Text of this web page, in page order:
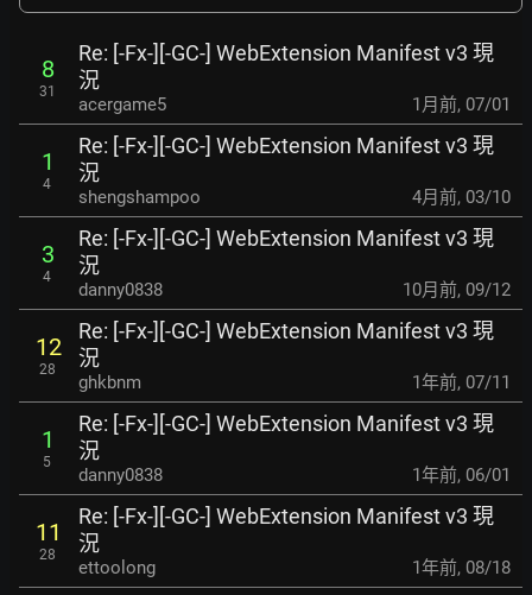
8
31
Re: [-Fx-][-GC-] WebExtension Manifest v3 現
況
acergame5 1月前, 07/01
1
4
Re: [-Fx-][-GC-] WebExtension Manifest v3 現
況
shengshampoo 4月前, 03/10
3
4
Re: [-Fx-][-GC-] WebExtension Manifest v3 現
況
danny0838 10月前, 09/12
12
28
Re: [-Fx-][-GC-] WebExtension Manifest v3 現
況
ghkbnm 1年前, 07/11
1
5
Re: [-Fx-][-GC-] WebExtension Manifest v3 現
況
danny0838 1年前, 06/01
11
28
Re: [-Fx-][-GC-] WebExtension Manifest v3 現
況
ettoolong 1年前, 08/18